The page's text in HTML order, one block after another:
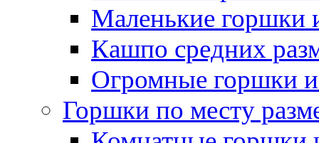
Маленькие горшки
Кашпо средних
Огромные горшки
Горшки по месту